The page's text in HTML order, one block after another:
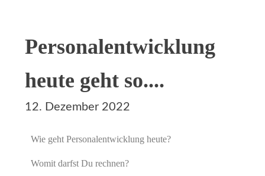
Personalentwicklung
heute geht so....
12. Dezember 2022
Wie geht Personalentwicklung heute?
Womit darfst Du rechnen?